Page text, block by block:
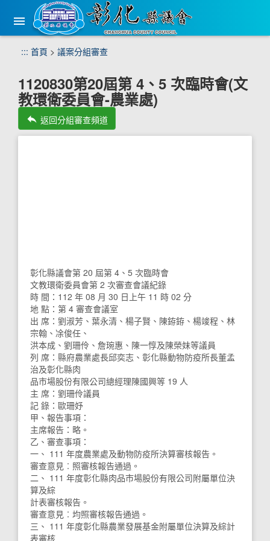
機
::: 首頁 > 議案分組審查
1120830第20屆第 4、5 次臨時會(文
教環衛委員會-農業處)
reply 返回分組審查頻道
彰化縣議會第 20 屆第 4、5 次臨時會
文教環衛委員會第 2 次審查會議紀錄
時 間：112 年 08 月 30 日上午 11 時 02 分
地 點：第 4 審查會議室
出 席：劉淑芳、葉永清、楊子賢、陳銌銌、楊竣程、林
宗翰、凃俊任、
洪本成、劉珊伶、詹琬惠、陳一惇及陳榮妹等議員
列 席：縣府農業處長邱奕志、彰化縣動物防疫所長董孟
治及彰化縣肉
品市場股份有限公司總經理陳國興等 19 人
主 席：劉珊伶議員
記 錄：歐珊妤
甲、報告事項：
主席報告：略。
乙、審查事項：
一、 111 年度農業處及動物防疫所決算審核報告。
審查意見︰照審核報告通過。
二、 111 年度彰化縣肉品市場股份有限公司附屬單位決
算及綜
計表審核報告。
審查意見︰均照審核報告通過。
三、 111 年度彰化縣農業發展基金附屬單位決算及綜計
表審核